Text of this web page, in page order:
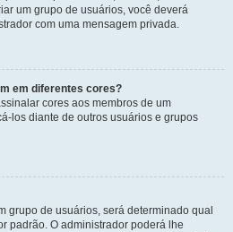
um grupo de usuários, você deverá
com uma mensagem privada.
em diferentes cores?
cores aos membros de um
los diante de outros usuários e grupos
grupo de usuários, será determinado qual
padrão. O administrador poderá lhe